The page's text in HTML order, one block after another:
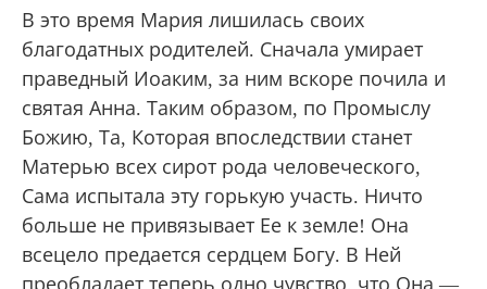
В это время Мария лишилась своих
благодатных родителей. Сначала умирает
праведный Иоаким, за ним вскоре почила и
святая Анна. Таким образом, по Промыслу
Божию, Та, Которая впоследствии станет
Матерью всех сирот рода человеческого,
Сама испытала эту горькую участь. Ничто
больше не привязывает Ее к земле! Она
всецело предается сердцем Богу. В Ней